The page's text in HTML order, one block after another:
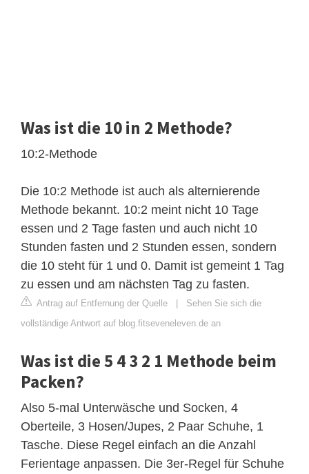
Was ist die 10 in 2 Methode?
10:2-Methode
Die 10:2 Methode ist auch als alternierende
Methode bekannt. 10:2 meint nicht 10 Tage
essen und 2 Tage fasten und auch nicht 10
Stunden fasten und 2 Stunden essen, sondern
die 10 steht für 1 und 0. Damit ist gemeint 1 Tag
zu essen und am nächsten Tag zu fasten.
Antrag auf Entfernung der Quelle | Sehen Sie sich die
vollständige Antwort auf blog.fitseveneleven.de an
Was ist die 5 4 3 2 1 Methode beim
Packen?
Also 5-mal Unterwäsche und Socken, 4
Oberteile, 3 Hosen/Jupes, 2 Paar Schuhe, 1
Tasche. Diese Regel einfach an die Anzahl
Ferientage anpassen. Die 3er-Regel für Schuhe